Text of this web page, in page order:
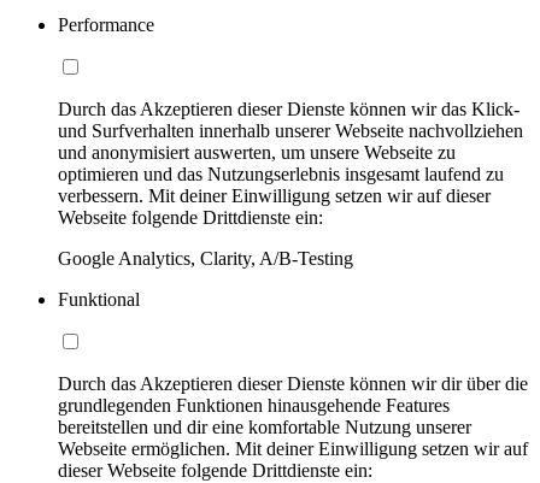
Performance
Durch das Akzeptieren dieser Dienste können wir das Klick-
und Surfverhalten innerhalb unserer Webseite nachvollziehen
und anonymisiert auswerten, um unsere Webseite zu
optimieren und das Nutzungserlebnis insgesamt laufend zu
verbessern. Mit deiner Einwilligung setzen wir auf dieser
Webseite folgende Drittdienste ein:
Google Analytics, Clarity, A/B-Testing
Funktional
Durch das Akzeptieren dieser Dienste können wir dir über die
grundlegenden Funktionen hinausgehende Features
bereitstellen und dir eine komfortable Nutzung unserer
Webseite ermöglichen. Mit deiner Einwilligung setzen wir auf
dieser Webseite folgende Drittdienste ein: